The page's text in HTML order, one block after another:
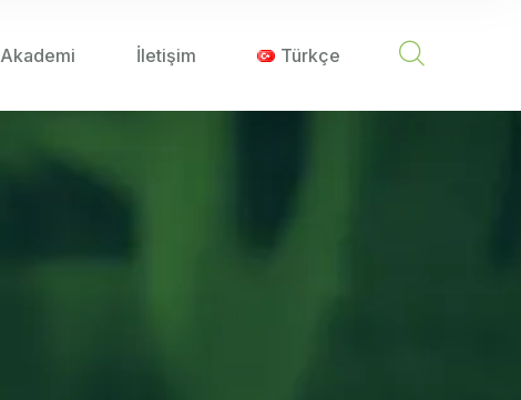
Akademi İletişim Türkçe